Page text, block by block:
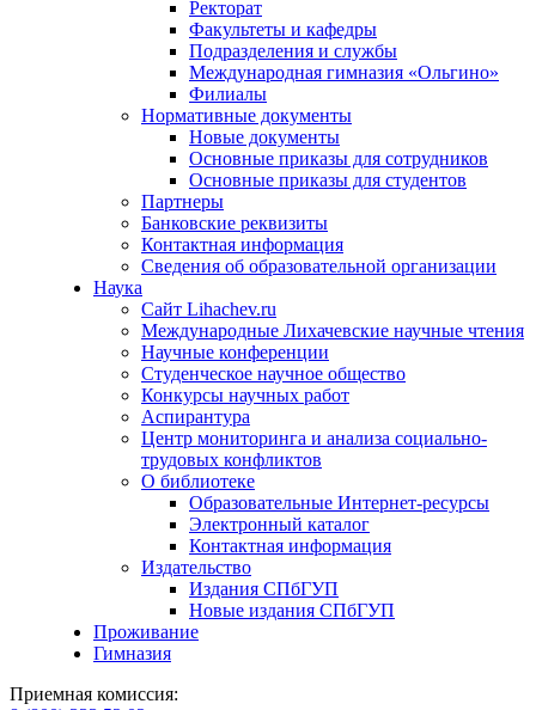
Ректорат
Факультеты и кафедры
Подразделения и службы
Международная гимназия «Ольгино»
Филиалы
Нормативные документы
Новые документы
Основные приказы для сотрудников
Основные приказы для студентов
Партнеры
Банковские реквизиты
Контактная информация
Сведения об образовательной организации
Наука
Сайт Lihachev.ru
Международные Лихачевские научные чтения
Научные конференции
Студенческое научное общество
Конкурсы научных работ
Аспирантура
Центр мониторинга и анализа социально-
трудовых конфликтов
О библиотеке
Образовательные Интернет-ресурсы
Электронный каталог
Контактная информация
Издательство
Издания СПбГУП
Новые издания СПбГУП
Проживание
Гимназия
Приемная комиссия: